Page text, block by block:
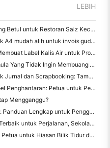
LEBIH
Cara Memilih Perisian Restoran yang Betul untuk Restoran Saiz Kecil atau Pertengahan Anda
Adakah anda memerlukan pencetak A4 mudah alih untuk invois gudang? Apa yang sebenarnya berfungsi
Bolehkah Pencetak Label Termal Membuat Label Kalis Air untuk Produk Perniagaan Kecil?
Kamera Segera Terbaik Untuk Pemula Yang Tidak Ingin Membuang Kertas
Pembuat Label Warna Terbaik untuk Jurnal dan Scrapbooking: Tambah Lebih Banyak Warna ke Setiap Halaman
Tulisan Tangan vs. Percetakan Label Penghantaran: Petua untuk Perniagaan Kecil pada 2026
Mengganggu?
Cara Memilih Pencetak Foto Poket: Panduan Lengkap untuk Pengguna Jurnal, Perjalanan, dan iPhone
Pencetak Mudah Alih Tanpa Tinta Terbaik untuk Perjalanan, Sekolah, dan Kerja Mudah Alih: Hanin MT620 Pro Review
Idea Tata letak Dinding Foto Mini & Petua untuk Hiasan Bilik Tidur dan Asrama